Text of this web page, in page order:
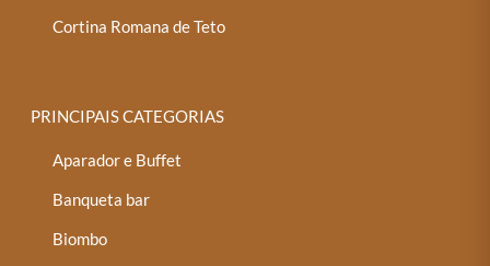
Cortina Romana de Teto
PRINCIPAIS CATEGORIAS
Aparador e Buffet
Banqueta bar
Biombo